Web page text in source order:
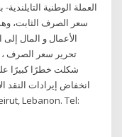
سعر الصرف الثابت،
شكلت خطرًا كبيرًا
Lebanon. Tel: